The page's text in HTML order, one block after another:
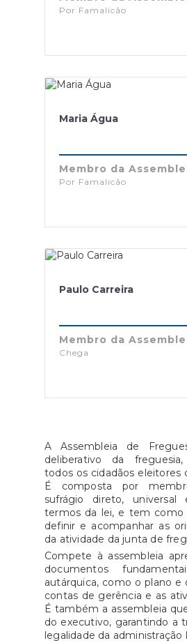
Por Famalicão
Maria Água
Membro da
Por Famalicão
Paulo Carreira
Membro da
Chega
A Assembleia de
deliberativo da
todos os cidadãos eleitores
É composta por
sufrágio direto,
termos da lei, e tem como
definir e acompanhar as
da atividade da junta de
Compete à assembleia
documentos
autárquica, como o plano e
contas de gerência e as
É também a assembleia
do executivo, garantindo a
legalidade da administração